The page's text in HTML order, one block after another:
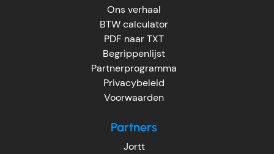
Ons verhaal
BTW calculator
PDF naar TXT
Begrippenlijst
Partnerprogramma
Privacybeleid
Voorwaarden
Partners
Jortt